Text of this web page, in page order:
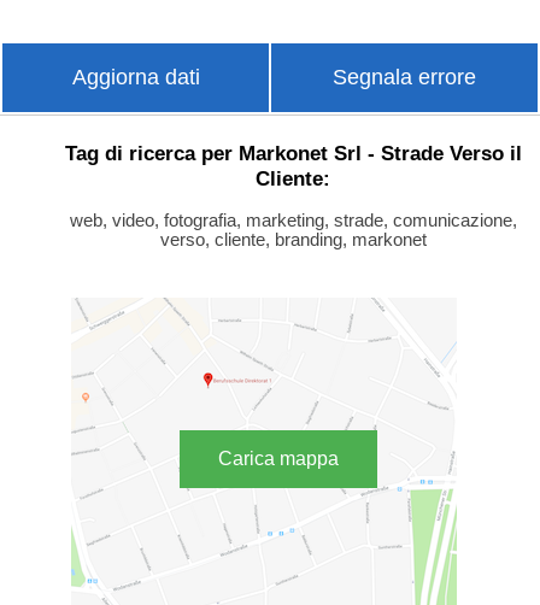
Aggiorna dati Segnala errore
Tag di ricerca per Markonet Srl - Strade Verso il
Cliente:
web, video, fotografia, marketing, strade, comunicazione,
verso, cliente, branding, markonet
Carica mappa